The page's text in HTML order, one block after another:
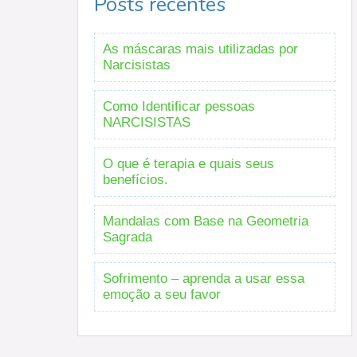
As máscaras mais utilizadas por
Narcisistas
Como Identificar pessoas
NARCISISTAS
O que é terapia e quais seus
benefícios.
Mandalas com Base na Geometria
Sagrada
Sofrimento – aprenda a usar essa
emoção a seu favor